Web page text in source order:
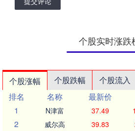
个股实时涨跌
个股涨幅 个股跌幅 个股流入
排名
名称 最新价
1
N津富 37.49
2 威尔高 39.83